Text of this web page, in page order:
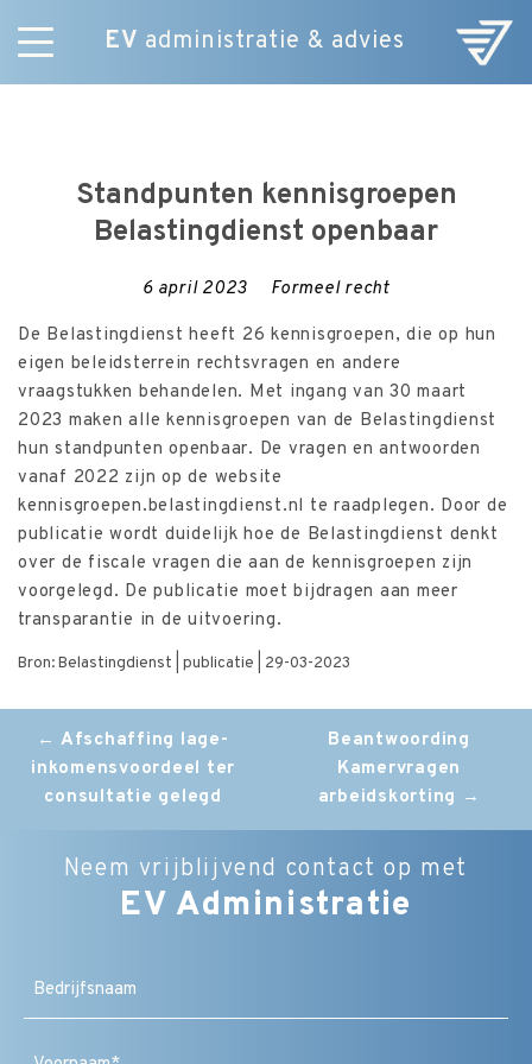
EV administratie & advies
Skip
Nieuws
Vacatures
Standpunten kennisgroepen
Belastingdienst openbaar
6 april 2023 Formeel recht
De Belastingdienst heeft 26 kennisgroepen, die op hun
eigen beleidsterrein rechtsvragen en andere
vraagstukken behandelen. Met ingang van 30 maart
2023 maken alle kennisgroepen van de Belastingdienst
hun standpunten openbaar. De vragen en antwoorden
vanaf 2022 zijn op de website
kennisgroepen.belastingdienst.nl te raadplegen. Door de
publicatie wordt duidelijk hoe de Belastingdienst denkt
over de fiscale vragen die aan de kennisgroepen zijn
voorgelegd. De publicatie moet bijdragen aan meer
transparantie in de uitvoering.
Bron: Belastingdienst | publicatie | 29-03-2023
Post
navigation
← Afschaffing lage-
inkomensvoordeel ter
consultatie gelegd
Beantwoording
Kamervragen
arbeidskorting →
Neem vrijblijvend contact op met
EV Administratie